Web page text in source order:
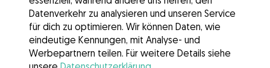
Datenverkehr zu analysieren und unseren Service
für dich zu optimieren. Wir können Daten, wie
eindeutige Kennungen, mit Analyse- und
Werbepartnern teilen. Für weitere Details siehe